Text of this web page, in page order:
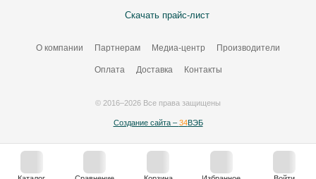
Скачать прайс-лист
О компании Партнерам Медиа-центр Производители
Оплата Доставка Контакты
© 2016–2026 Все права защищены
Создание сайта – 34ВЭБ